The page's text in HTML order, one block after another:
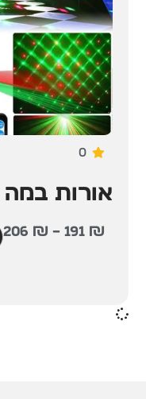
0
אורות במה
191 ₪
–
206 ₪